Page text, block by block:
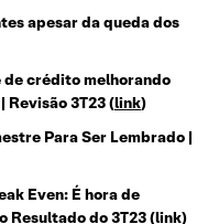
apesar da queda dos
de crédito melhorando
Revisão 3T23 (link)
Para Ser Lembrado |
Even: É hora de
Resultado do 3T23 (link)